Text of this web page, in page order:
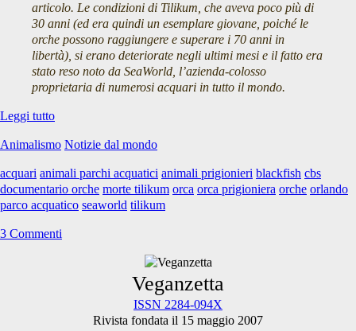
articolo. Le condizioni di Tilikum, che aveva poco più di
30 anni (ed era quindi un esemplare giovane, poiché le
orche possono raggiungere e superare i 70 anni in
libertà), si erano deteriorate negli ultimi mesi e il fatto era
stato reso noto da SeaWorld, l’azienda-colosso
proprietaria di numerosi acquari in tutto il mondo.
Leggi tuttoTilikum
di
non
c’è
più
Animalismo Notizie dal mondo
acquari animali parchi acquatici animali prigionieri blackfish cbs
documentario orche morte tilikum orca orca prigioniera orche orlando
parco acquatico seaworld tilikum
3 Commenti
Veganzetta
ISSN 2284-094X
Rivista fondata il 15 maggio 2007